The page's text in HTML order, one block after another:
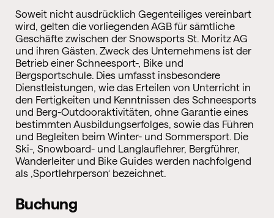
Soweit nicht ausdrücklich Gegenteiliges vereinbart
wird, gelten die vorliegenden AGB für sämtliche
Geschäfte zwischen der Snowsports St. Moritz AG
und ihren Gästen. Zweck des Unternehmens ist der
Betrieb einer Schneesport-, Bike und
Bergsportschule. Dies umfasst insbesondere
Dienstleistungen, wie das Erteilen von Unterricht in
den Fertigkeiten und Kenntnissen des Schneesports
und Berg-Outdooraktivitäten, ohne Garantie eines
bestimmten Ausbildungserfolges, sowie das Führen
und Begleiten beim Winter- und Sommersport. Die
Ski-, Snowboard- und Langlauflehrer, Bergführer,
Wanderleiter und Bike Guides werden nachfolgend
als ‚Sportlehrperson‘ bezeichnet.
Buchung